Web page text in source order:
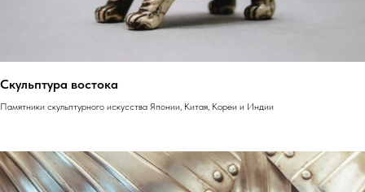
Скульптура востока
Памятники скульптурного искусства Японии, Китая, Кореи и Индии